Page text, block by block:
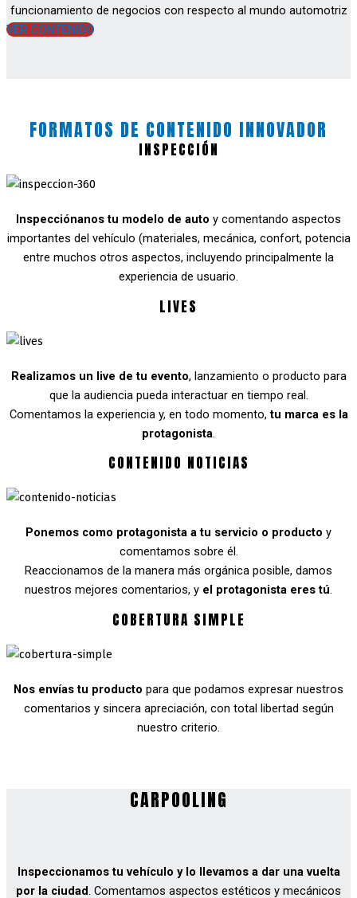
funcionamiento de negocios con respecto al mundo automotriz
VER CONTENIDO
FORMATOS DE CONTENIDO INNOVADOR
INSPECCIÓN
Inspecciónanos tu modelo de auto y comentando aspectos
importantes del vehículo (materiales, mecánica, confort, potencia
entre muchos otros aspectos, incluyendo principalmente la
experiencia de usuario.
LIVES
Realizamos un live de tu evento, lanzamiento o producto para
que la audiencia pueda interactuar en tiempo real.
Comentamos la experiencia y, en todo momento,tu marca es la
protagonista.
CONTENIDO NOTICIAS
Ponemos como protagonista a tu servicio o producto y
comentamos sobre él.
Reaccionamos de la manera más orgánica posible, damos
nuestros mejores comentarios, y el protagonista eres tú.
COBERTURA SIMPLE
Nos envías tu producto para que podamos expresar nuestros
comentarios y sincera apreciación, con total libertad según
nuestro criterio.
CARPOOLING
Inspeccionamos tu vehículo y lo llevamos a dar una vuelta
por la ciudad. Comentamos aspectos estéticos y mecánicos